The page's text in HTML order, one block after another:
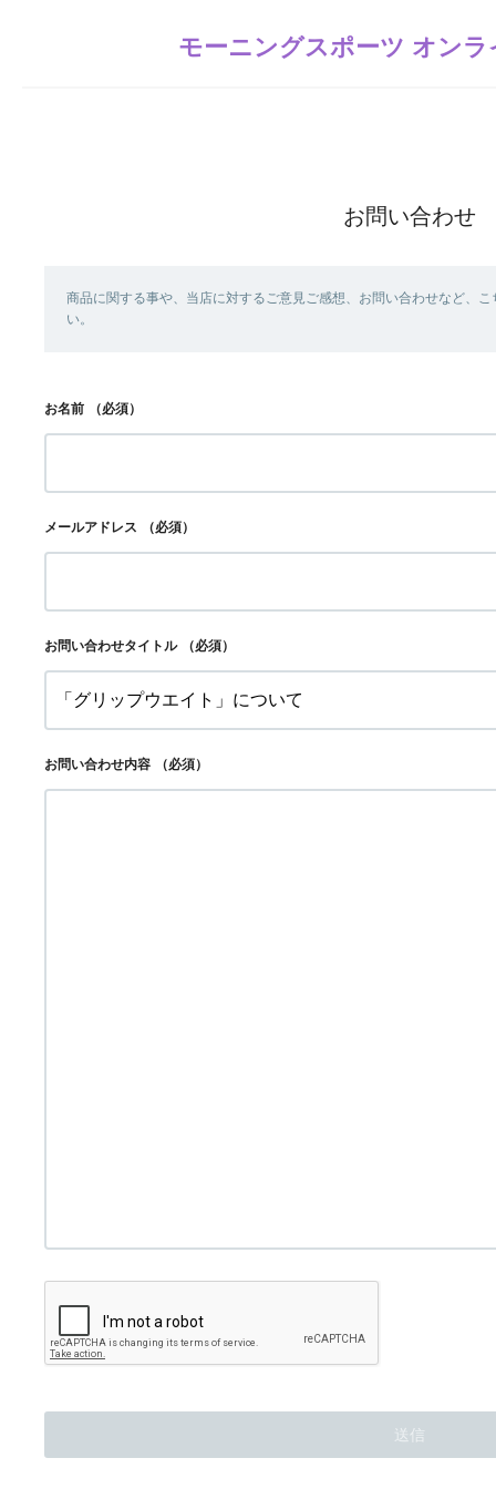
モーニングスポーツ オン
お問い合わせ
商品に関する事や、当店に対するご意見ご感想、お問い合わせなど、
い。
お名前 （必須）
メールアドレス （必須）
お問い合わせタイトル （必須）
お問い合わせ内容 （必須）